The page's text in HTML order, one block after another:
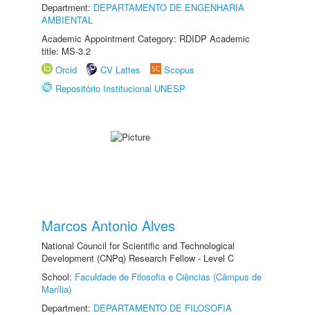
Department: DEPARTAMENTO DE ENGENHARIA
AMBIENTAL
Academic Appointment Category: RDIDP Academic
title: MS-3.2
Orcid
CV Lattes
Scopus
Repositório Institucional UNESP
Marcos Antonio Alves
National Council for Scientific and Technological
Development (CNPq) Research Fellow - Level C
School: Faculdade de Filosofia e Ciências (Câmpus de
Marília)
Department: DEPARTAMENTO DE FILOSOFIA